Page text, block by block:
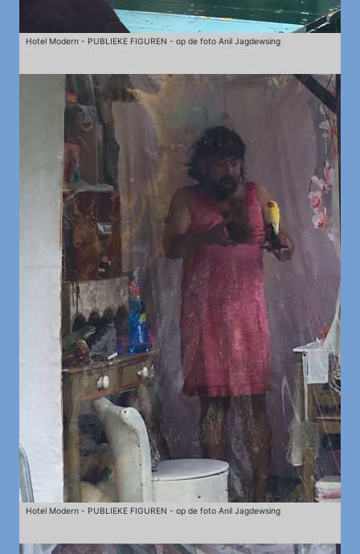
Hotel Modern - PUBLIEKE FIGUREN - op de foto Anil Jagdewsing
Hotel Modern - PUBLIEKE FIGUREN - op de foto Anil Jagdewsing